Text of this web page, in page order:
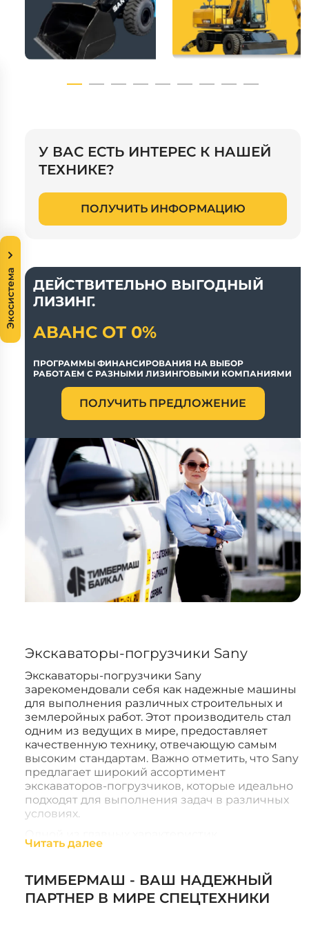
У ВАС ЕСТЬ ИНТЕРЕС К НАШЕЙ
ТЕХНИКЕ?
ПОЛУЧИТЬ ИНФОРМАЦИЮ
ДЕЙСТВИТЕЛЬНО ВЫГОДНЫЙ
ЛИЗИНГ.
АВАНС ОТ 0%
ПРОГРАММЫ ФИНАНСИРОВАНИЯ НА ВЫБОР
РАБОТАЕМ С РАЗНЫМИ ЛИЗИНГОВЫМИ КОМПАНИЯМИ
ПОЛУЧИТЬ ПРЕДЛОЖЕНИЕ
Экскаваторы-погрузчики Sany
Экскаваторы-погрузчики Sany
зарекомендовали себя как надежные машины
для выполнения различных строительных и
землеройных работ. Этот производитель стал
одним из ведущих в мире, предоставляет
качественную технику, отвечающую самым
высоким стандартам. Важно отметить, что Sany
предлагает широкий ассортимент
экскаваторов-погрузчиков, которые идеально
подходят для выполнения задач в различных
условиях.
экскаваторов-погрузчиков Sany является их
оборудованы мощными двигателями, которые
обеспечивают отличную тяговую силу и
скорость работы. В зависимости от модели
Читать далее
ТИМБЕРМАШ - ВАШ НАДЕЖНЫЙ
ПАРТНЕР В МИРЕ СПЕЦТЕХНИКИ
Экосистема